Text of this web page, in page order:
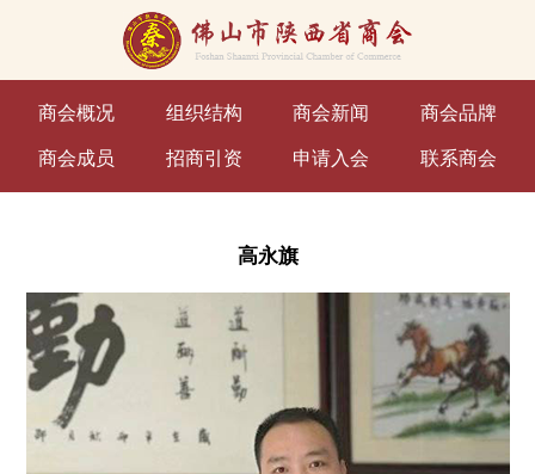
商会概况 组织结构 商会新闻 商会品牌
商会成员 招商引资 申请入会 联系商会
高永旗